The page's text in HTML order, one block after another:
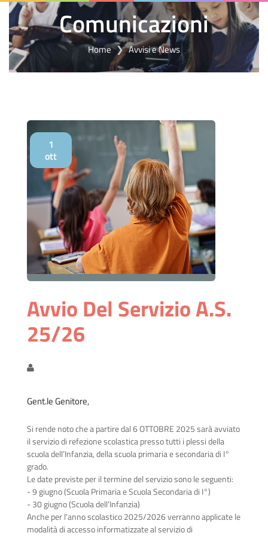
Comunicazioni
Home Avvisi e News
1
ott
Avvio Del Servizio A.s.
25/26
Gent.le Genitore,
Si rende noto che a partire dal 6 OTTOBRE 2025 sarà avviato
il servizio di refezione scolastica pressotutti i plessi della
scuola dell’Infanzia, della scuola primaria e secondaria di I°
grado.
Le date previste per il termine del servizio sono le seguenti:
- 9 giugno (Scuola Primaria e Scuola Secondaria di I°)
- 30 giugno (Scuola dell’Infanzia)
Anche per l'anno scolastico 2025/2026 verranno applicate le
modalità di accesso informatizzate al servizio di